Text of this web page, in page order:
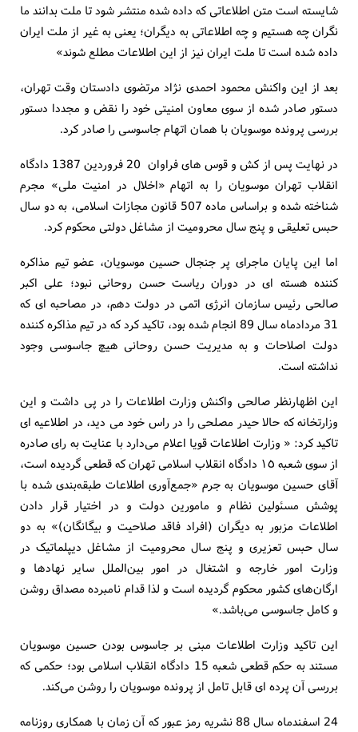
شایسته است متن اطلاعاتی که داده شده منتشر شود تا ملت بدانند ما
نگران چه هستیم و چه اطلاعاتی به دیگران؛ یعنی به غیر از ملت ایران
داده شده است تا ملت ایران نیز از این اطلاعات مطلع شوند»
بعد از این واکنش محمود احمدی نژاد مرتضوی دادستان وقت تهران،
دستور صادر شده از سوی معاون امنیتی خود را نقض و مجددا دستور
بررسی پرونده موسویان با همان اتهام جاسوسی را صادر کرد.
در نهایت پس از کش و قوس های فراوان 20 فروردین 1387 دادگاه
انقلاب تهران موسویان را به اتهام «اخلال در امنیت ملی» مجرم
شناخته شده و براساس ماده 507 قانون مجازات اسلامی، به دو سال
حبس تعلیقی و پنج سال محرومیت از مشاغل دولتی محکوم کرد.
اما این پایان ماجرای پر جنجال حسین موسویان، عضو تیم مذاکره
کننده هسته ای در دوران ریاست حسن روحانی نبود؛ علی اکبر
صالحی رئیس سازمان انرژی اتمی در دولت دهم، در مصاحبه ای که
31 مردادماه سال 89 انجام شده بود، تاکید کرد که در تیم مذاکره کننده
دولت اصلاحات و به مدیریت حسن روحانی هیچ جاسوسی وجود
نداشته است.
این اظهارنظر صالحی واکنش وزارت اطلاعات را در پی داشت و این
وزارتخانه که حالا حیدر مصلحی را در راس خود می دید، در اطلاعیه ای
تاکید کرد: « وزارت اطلاعات قویا اعلام می‌دارد با عنایت به رای صادره
از سوی شعبه ‌١٥ دادگاه انقلاب اسلامی تهران که قطعی گردیده است،
آقای حسین موسویان به جرم «جمع‌آوری اطلاعات طبقه‌بندی شده با
پوشش مسئولین نظام و مامورین دولت و در اختیار قرار دادن
اطلاعات مزبور به دیگران (افراد فاقد صلاحیت و بیگانگان)» به دو
سال حبس تعزیری و پنج سال محرومیت از مشاغل دیپلماتیک در
وزارت امور خارجه و اشتغال در امور بین‌الملل سایر نهادها و
ارگان‌های کشور محکوم گردیده است و لذا قدام نامبرده مصداق روشن
و کامل جاسوسی می‌باشد.»
این تاکید وزارت اطلاعات مبنی بر جاسوس بودن حسین موسویان
مستند به حکم قطعی شعبه 15 دادگاه انقلاب اسلامی بود؛ حکمی که
بررسی آن پرده ای قابل تامل از پرونده موسویان را روشن می‌کند.
24 اسفندماه سال 88 نشریه رمز عبور که آن زمان با همکاری روزنامه